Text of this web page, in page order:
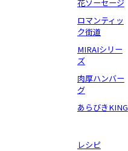
花ソーセージ
ロマンティッ
ク街道
MIRAIシリー
ズ
肉厚ハンバー
グ
あらびきKING
レシピ